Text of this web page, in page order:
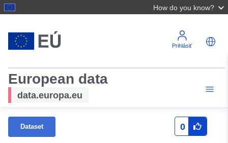
How do you know?
Prihlásiť
European data
data.europa.eu
Dataset 0